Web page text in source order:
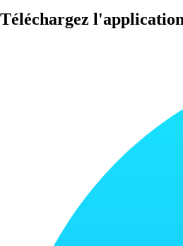
Téléchargez